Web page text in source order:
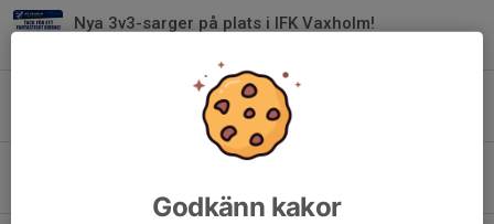
Nya 3v3-sarger på plats i IFK Vaxholm!
Klädkit och ledarkläder
Information från föreningen
Godkänn kakor